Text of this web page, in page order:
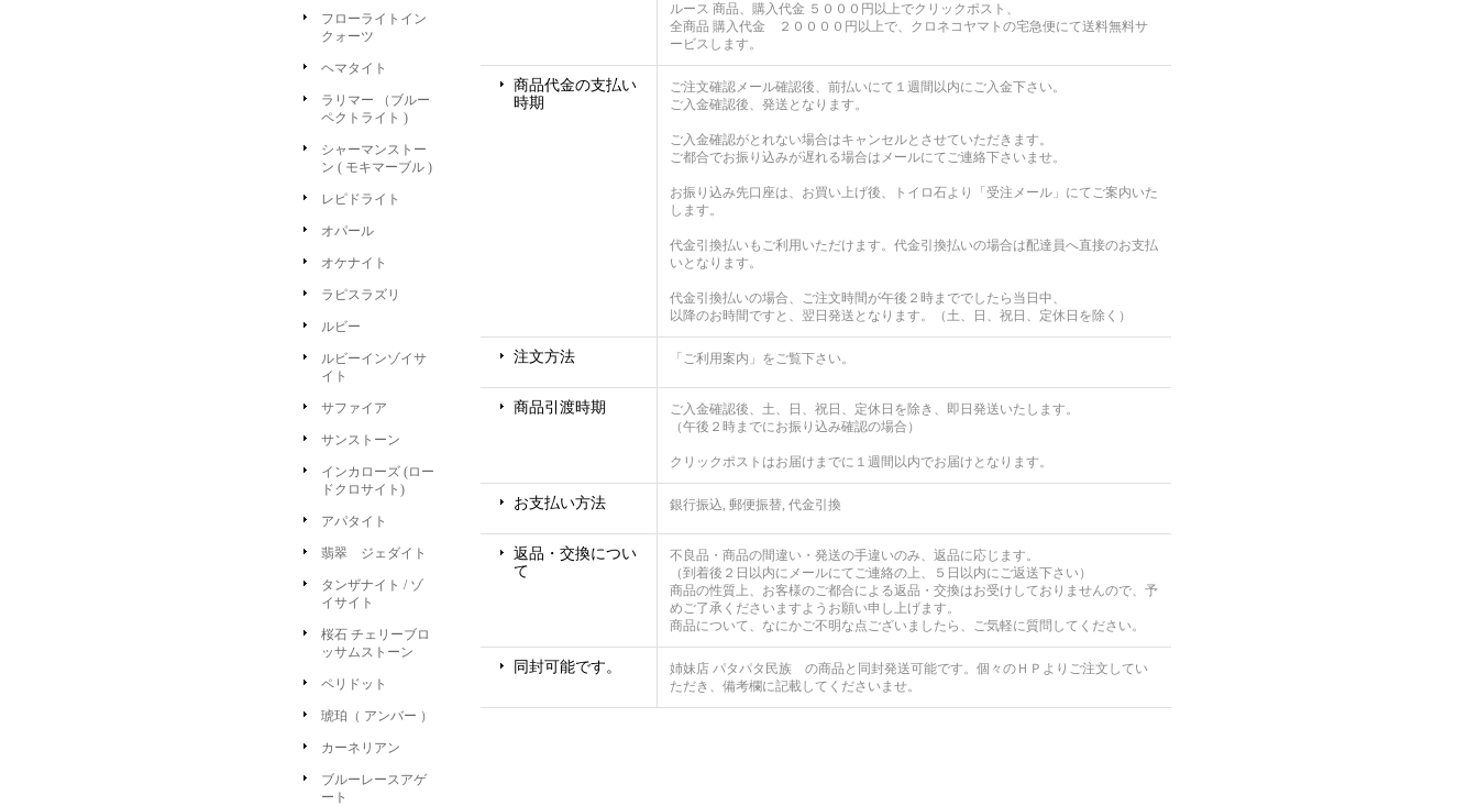
フローライトイン
クォーツ
ヘマタイト
ラリマー （ブルー
ペクトライト )
シャーマンストー
ン ( モキマーブル )
レピドライト
オパール
オケナイト
ラピスラズリ
ルビー
ルビーインゾイサ
イト
サファイア
サンストーン
インカローズ (ロー
ドクロサイト)
アパタイト
翡翠 ジェダイト
タンザナイト / ゾ
イサイト
桜石 チェリーブロ
ッサムストーン
ペリドット
琥珀（ アンバー ）
カーネリアン
ブルーレースアゲ
ート
ルース 商品、購入代金 ５０００円以上でクリックポスト、
全商品 購入代金 ２００００円以上で、クロネコヤマトの宅急便にて送料無料サ
ービスします。
商品代金の支払い
時期
ご注文確認メール確認後、前払いにて１週間以内にご入金下さい。
ご入金確認後、発送となります。
ご入金確認がとれない場合はキャンセルとさせていただきます。
ご都合でお振り込みが遅れる場合はメールにてご連絡下さいませ。
お振り込み先口座は、お買い上げ後、トイロ石より「受注メール」にてご案内いた
します。
代金引換払いもご利用いただけます。代金引換払いの場合は配達員へ直接のお支払
いとなります。
代金引換払いの場合、ご注文時間が午後２時まででしたら当日中、
以降のお時間ですと、翌日発送となります。（土、日、祝日、定休日を除く）
注文方法 「ご利用案内」をご覧下さい。
商品引渡時期
ご入金確認後、土、日、祝日、定休日を除き、即日発送いたします。
（午後２時までにお振り込み確認の場合）
クリックポストはお届けまでに１週間以内でお届けとなります。
お支払い方法 銀行振込, 郵便振替, 代金引換
返品・交換につい
て
不良品・商品の間違い・発送の手違いのみ、返品に応じます。
（到着後２日以内にメールにてご連絡の上、５日以内にご返送下さい）
商品の性質上、お客様のご都合による返品・交換はお受けしておりませんので、予
めご了承くださいますようお願い申し上げます。
商品について、なにかご不明な点ございましたら、ご気軽に質問してください。
同封可能です。
姉妹店 パタパタ民族 の商品と同封発送可能です。個々のＨＰよりご注文してい
ただき、備考欄に記載してくださいませ。